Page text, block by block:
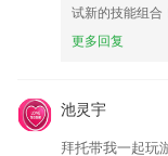
4.关键词：儿童，儿童
5.上一节课付一节课，
学习方式的自由。你可
试新的技能组合
更多回复
池灵宇
拜托带我一起玩